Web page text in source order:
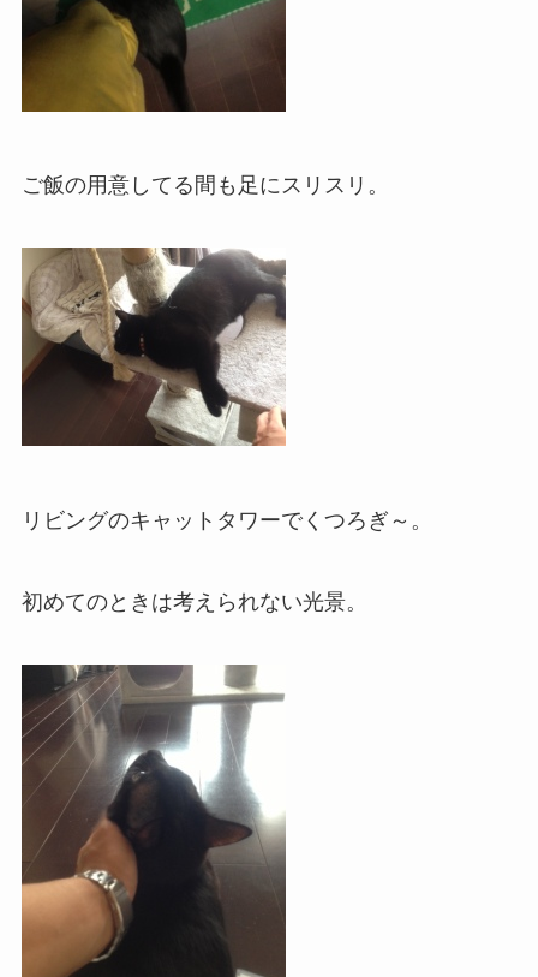
ご飯の用意してる間も足にスリスリ。
リビングのキャットタワーでくつろぎ～。
初めてのときは考えられない光景。